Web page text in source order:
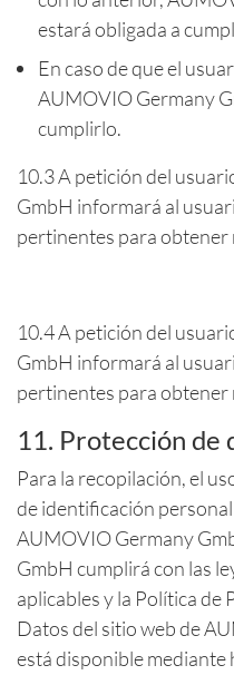
estará obligada a
En caso de que el
AUMOVIO Germany
cumplirlo.
10.3 A petición del
GmbH informará al
pertinentes para obtener
10.4 A petición del
GmbH informará al
pertinentes para obtener
11. Protección de
Para la recopilación, el
de identificación
AUMOVIO Germany
GmbH cumplirá con las
aplicables y la Política de
Datos del sitio web de
está disponible mediante